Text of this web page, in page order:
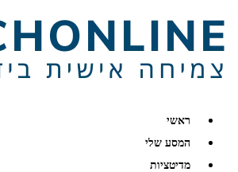
ראשי
המסע שלי
מדיטציות